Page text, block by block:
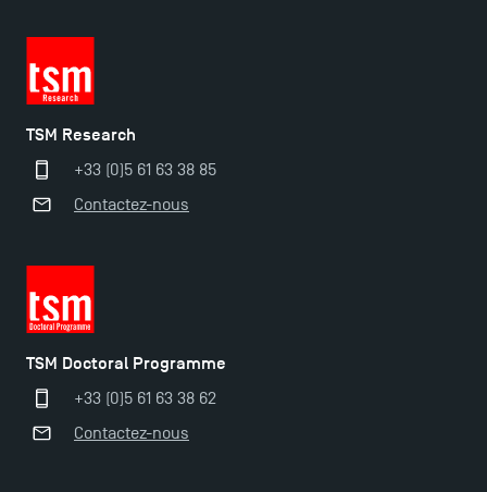
Trouvez votre Master pour l’année 2024-2025
2024-2025 à TSM !
Les meilleurs mémoires du M2 Comptabilité
récompensés
TSM Research
+33 (0)5 61 63 38 85
Contactez-nous
TSM Doctoral Programme
+33 (0)5 61 63 38 62
Contactez-nous